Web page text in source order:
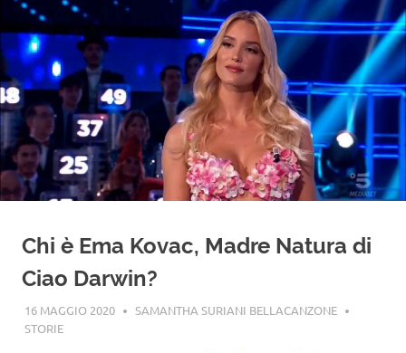
Chi è Ema Kovac, Madre Natura di
Ciao Darwin?
16 MAGGIO 2020
SAMANTHA SURIANI BELLACANZONE
STORIE